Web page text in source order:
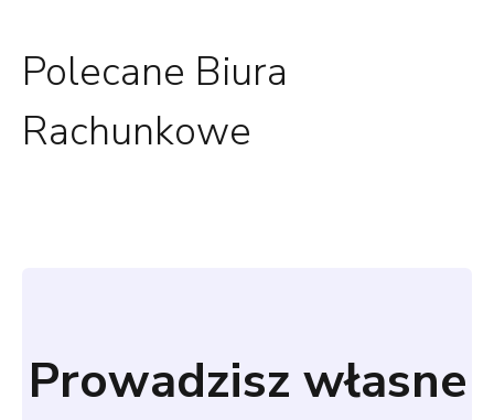
Polecane Biura
Rachunkowe
Prowadzisz własne